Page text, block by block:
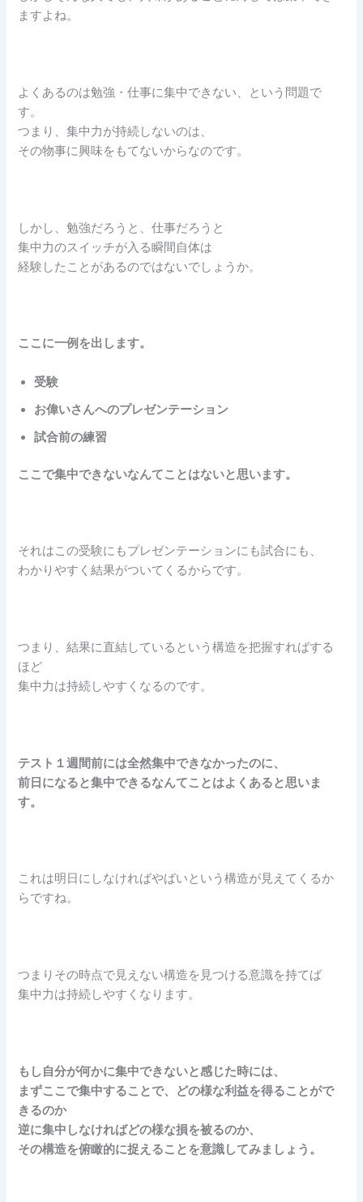
ますよね。
よくあるのは勉強・仕事に集中できない、という問題で
す。
つまり、集中力が持続しないのは、
その物事に興味をもてないからなのです。
しかし、勉強だろうと、仕事だろうと
集中力のスイッチが入る瞬間自体は
経験したことがあるのではないでしょうか。
ここに一例を出します。
受験
お偉いさんへのプレゼンテーション
試合前の練習
ここで集中できないなんてことはないと思います。
それはこの受験にもプレゼンテーションにも試合にも、
わかりやすく結果がついてくるからです。
つまり、結果に直結しているという構造を把握すればする
ほど
集中力は持続しやすくなるのです。
テスト１週間前には全然集中できなかったのに、
前日になると集中できるなんてことはよくあると思いま
す。
これは明日にしなければやばいという構造が見えてくるか
らですね。
つまりその時点で見えない構造を見つける意識を持てば
集中力は持続しやすくなります。
もし自分が何かに集中できないと感じた時には、
まずここで集中することで、どの様な利益を得ることがで
きるのか
逆に集中しなければどの様な損を被るのか、
その構造を俯瞰的に捉えることを意識してみましょう。